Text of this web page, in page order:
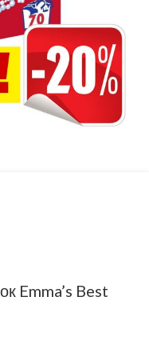
Emma’s Best